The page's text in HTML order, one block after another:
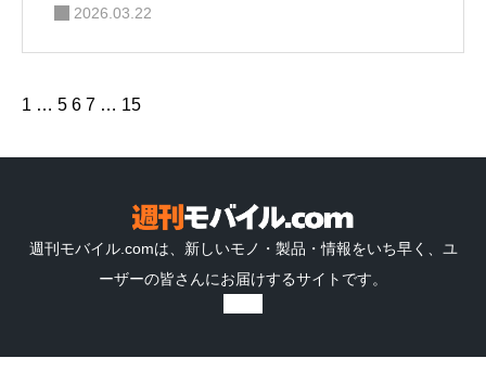
2026.03.22
1 … 5 6 7 … 15
週刊モバイル.comは、新しいモノ・製品・情報をいち早く、ユ
ーザーの皆さんにお届けするサイトです。